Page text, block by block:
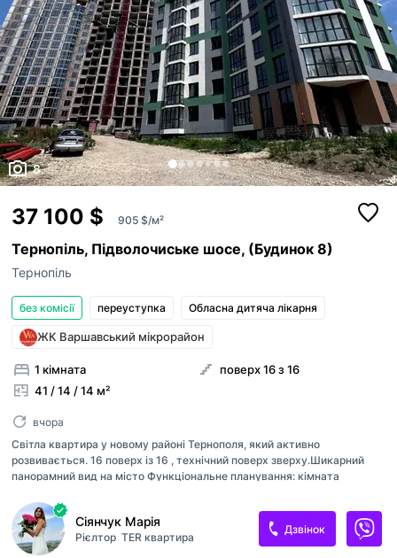
8
37 100 $ 905 $/м²
Тернопіль, Підволочиське шосе, (Будинок 8)
Тернопіль
без комісії переуступка Обласна дитяча лікарня
ЖК Варшавський мікрорайон
1 кімната
41 / 14 / 14 м²
поверх 16 з 16
вчора
Світла квартира у новому районі Тернополя, який активно
розвивається. 16 поверх із 16 , технічний поверх зверху.Шикарний
панорамний вид на місто Функціональне планування: кімната
санвузол та ніша під шафу. Здача — кінець цього року Комісію агенції
покупець не сплачує
Сіянчук Марія
Рієлтор TER квартира
Дзвінок